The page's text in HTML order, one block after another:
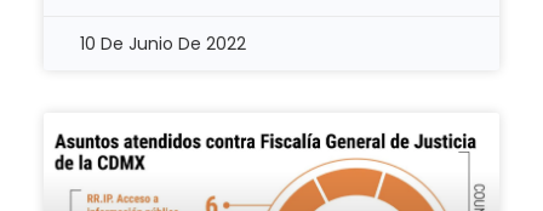
10 De Junio De 2022